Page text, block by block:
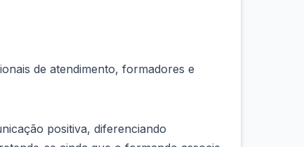
de atendimento, formadores e
positiva, diferenciando